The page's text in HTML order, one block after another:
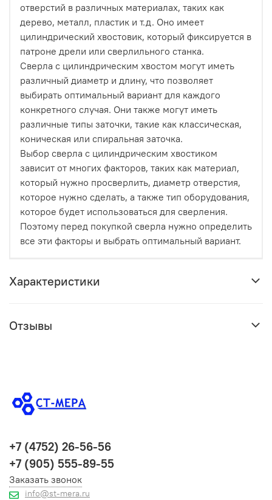
отверстий в различных материалах, таких как
дерево, металл, пластик и т.д. Оно имеет
цилиндрический хвостовик, который фиксируется в
патроне дрели или сверлильного станка.
Сверла с цилиндрическим хвостом могут иметь
различный диаметр и длину, что позволяет
выбирать оптимальный вариант для каждого
конкретного случая. Они также могут иметь
различные типы заточки, такие как классическая,
коническая или спиральная заточка.
Выбор сверла с цилиндрическим хвостиком
зависит от многих факторов, таких как материал,
который нужно просверлить, диаметр отверстия,
которое нужно сделать, а также тип оборудования,
которое будет использоваться для сверления.
Поэтому перед покупкой сверла нужно определить
все эти факторы и выбрать оптимальный вариант.
Характеристики
Отзывы
+7 (4752) 26-56-56
+7 (905) 555-89-55
Заказать звонок
info@st-mera.ru